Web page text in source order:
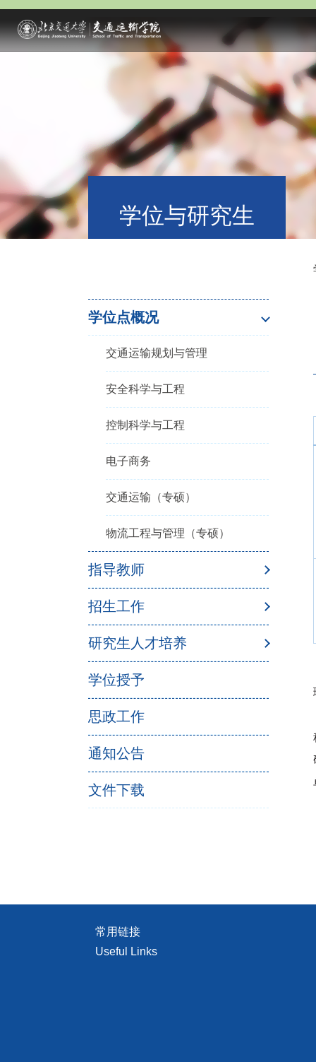
学位与研究生
学位点概况
交通运输规划与管理
安全科学与工程
控制科学与工程
电子商务
交通运输（专硕）
物流工程与管理（专硕）
指导教师
招生工作
研究生人才培养
学位授予
思政工作
通知公告
文件下载
常用链接
Useful Links